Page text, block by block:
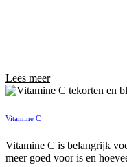
Lees meer
Vitamine C
Vitamine C is belangrijk
meer goed voor is en